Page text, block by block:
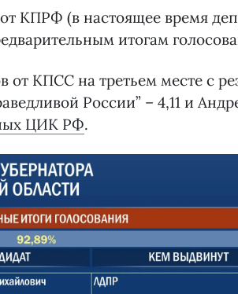
КПРФ (в настоящее время
итогам
от КПСС на третьем месте с
России” – 4,11 и
ЦИК РФ.